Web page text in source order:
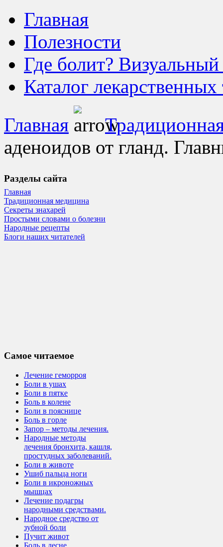
Главная
Полезности
Где болит?
Каталог лекарственных
Главная
аденоидов от гланд.
Разделы сайта
Главная
Традиционная медицина
Секреты знахарей
Простыми словами о болезни
Народные рецепты
Блоги наших читателей
Самое читаемое
Лечение геморроя
Боли в ушах
Боли в пятке
Боль в колене
Боли в пояснице
Боль в горле
Запор – методы лечения.
Народные методы
лечения бронхита, кашля,
простудных заболеваний.
Боли в животе
Ушиб пальца ноги
Боли в икроножных
мышцах
Лечение подагры
народными средствами.
Народное средство от
зубной боли
Пучит живот
Боль в десне